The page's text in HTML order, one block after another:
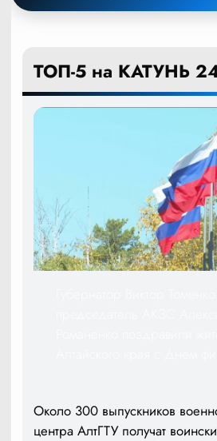
ТОП-5 на КАТУНЬ
Около 300 выпускников
центра АлтГТУ получат